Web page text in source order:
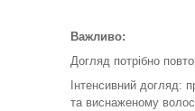
Важливо:
Догляд потрібно
Інтенсивний догляд:
та виснаженому